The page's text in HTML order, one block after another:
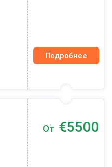
Подробнее
От €5500